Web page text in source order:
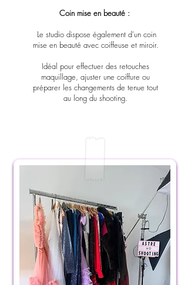
Coin mise en beauté :
Le studio dispose également d’un coin
mise en beauté avec coiffeuse et miroir.
Idéal pour effectuer des retouches
maquillage, ajuster une coiffure ou
préparer les changements de tenue tout
au long du shooting.